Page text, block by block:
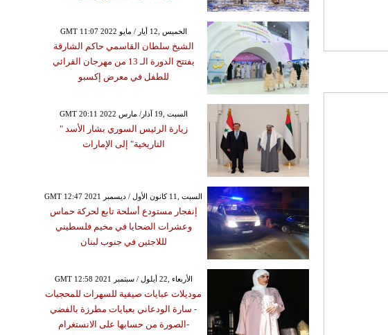
GMT 11:07 2022 الخميس ,12 أيار / مايو
الشيخ سلطان القاسمي حاكم الشارقة
يفتتح الدورة الـ 13 من مهرجان القرائي
للطفل في معرض إكسبو
GMT 20:11 2022 السبت ,19 آذار/ مارس
زيارة الرئيس السوري بشار الأسد "
التاريخية" إلى الإمارات
GMT 12:47 2021 السبت ,11 كانون الأول / ديسمبر
إنفجار مستودع أسلحة تابع لحركة حماس
وعشرات الضحايا في مخيم فلسطيني
لللاجئين في جنوب لبنان
GMT 12:58 2021 الأربعاء ,22 أيلول / سبتمبر
موديلات عبايات صيفية للسهرات للمحجبات
- سارة الودعاني بعبايات مطرزة بالفضي
-الصورة من حسابها على الانستغرام